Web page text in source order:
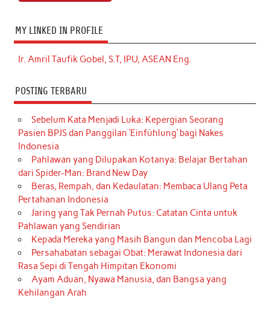
MY LINKED IN PROFILE
Ir. Amril Taufik Gobel, S.T, IPU, ASEAN Eng.
POSTING TERBARU
Sebelum Kata Menjadi Luka: Kepergian Seorang
Pasien BPJS dan Panggilan ‘Einfühlung’ bagi Nakes
Indonesia
Pahlawan yang Dilupakan Kotanya: Belajar Bertahan
dari Spider-Man: Brand New Day
Beras, Rempah, dan Kedaulatan: Membaca Ulang Peta
Pertahanan Indonesia
Jaring yang Tak Pernah Putus: Catatan Cinta untuk
Pahlawan yang Sendirian
Kepada Mereka yang Masih Bangun dan Mencoba Lagi
Persahabatan sebagai Obat: Merawat Indonesia dari
Rasa Sepi di Tengah Himpitan Ekonomi
Ayam Aduan, Nyawa Manusia, dan Bangsa yang
Kehilangan Arah